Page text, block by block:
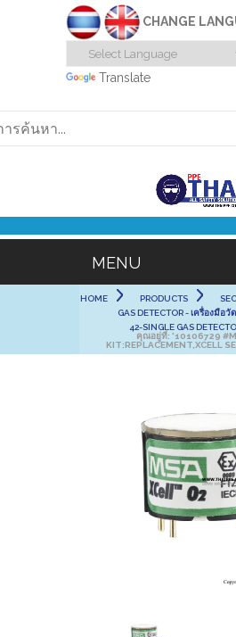
CHANGE
Translate
HOME PRODUCTS
GAS DETECTOR - เครื่องมือวั
42-SINGLE GAS
คุณอยู่ที่: '10106729
KIT:REPLACEMENT,XCELL